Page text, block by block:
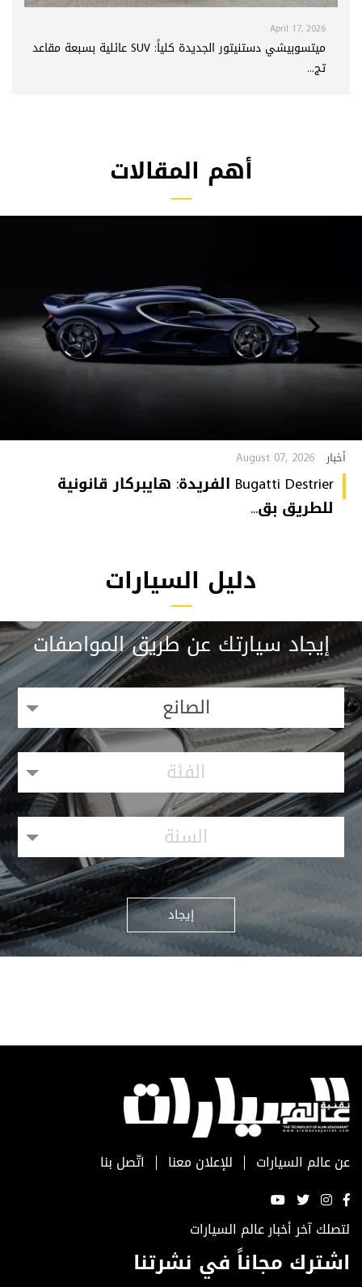
April 17, 2026
ميتسوبيشي دستنيتور الجديدة كلياً: SUV عائلية بسبعة مقاعد
تج...
أهم المقالات
أخبار August 07, 2026
Bugatti Destrier الفريدة: هايبركار قانونية
للطريق بق...
دليل السيارات
إيجاد سيارتك عن طريق المواصفات
الصانع
الفئة
السنة
إيجاد
عن عالم السيارات للإعلان معنا اتّصل بنا
لتصلك آخر أخبار عالم السيارات
اشترك مجاناً في نشرتنا